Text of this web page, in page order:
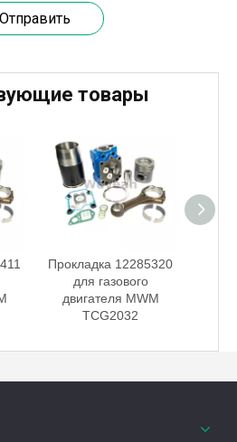
технический директор
Weyeah Power отмечает канун Нового Года и торжественно разделяет радость праздника!
и уюта момент, 25 декабря
Отправить
товары
Прокладка 12285320
для газового
двигателя MWM
TCG2032
Прокладка